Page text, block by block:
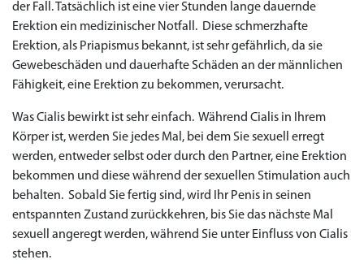
der Fall. Tatsächlich ist eine vier Stunden lange dauernde
Erektion ein medizinischer Notfall. Diese schmerzhafte
Erektion, als Priapismus bekannt, ist sehr gefährlich, da sie
Gewebeschäden und dauerhafte Schäden an der männlichen
Fähigkeit, eine Erektion zu bekommen, verursacht.
Was Cialis bewirkt ist sehr einfach. Während Cialis in Ihrem
Körper ist, werden Sie jedes Mal, bei dem Sie sexuell erregt
werden, entweder selbst oder durch den Partner, eine Erektion
bekommen und diese während der sexuellen Stimulation auch
behalten. Sobald Sie fertig sind, wird Ihr Penis in seinen
entspannten Zustand zurückkehren, bis Sie das nächste Mal
sexuell angeregt werden, während Sie unter Einfluss von Cialis
stehen.